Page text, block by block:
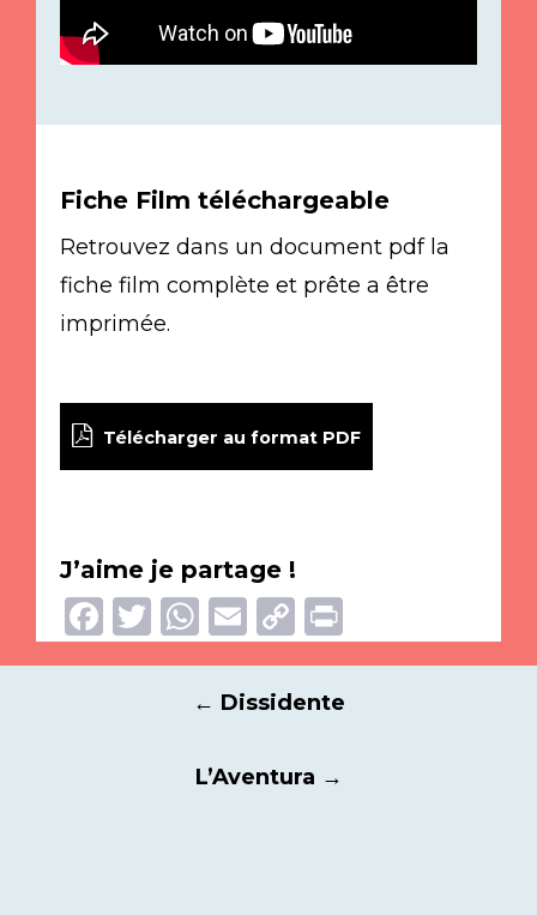
Fiche Film téléchargeable
Retrouvez dans un document pdf la
fiche film complète et prête a être
imprimée.
Télécharger au format PDF
J’aime je partage !
Facebook
Twitter
WhatsApp
EmailCopy
Link
Navigation
← Dissidente
L’Aventura →